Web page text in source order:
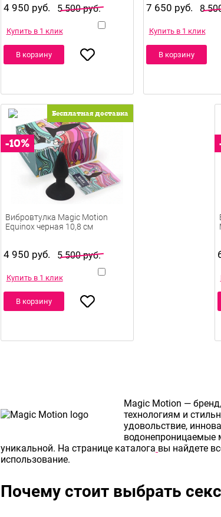
4 950 руб. 5 500 руб.
Купить в 1 клик
В корзину
7 650 руб. 8
Купить в 1 клик
В корзину
Бесплатная доставка
4 950 руб. 5 500 руб.
Купить в 1 клик
В корзину
Magic Motion —
технологиям и
удовольствие,
водонепроницаемые
уникальной. На странице каталога вы найдете
использование.
Почему стоит выбрать